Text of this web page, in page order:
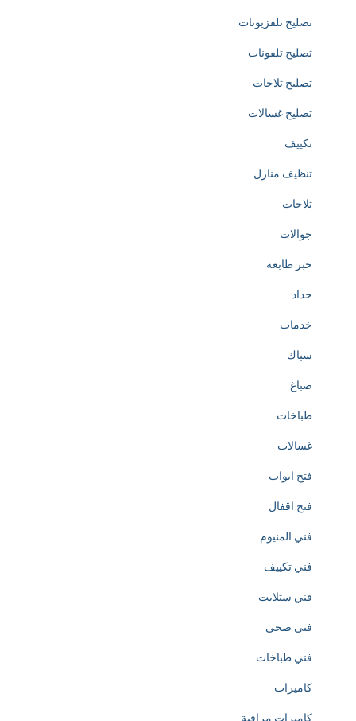
d
o
h
e
c
e
a
o
n
o
h
p
s
تصليح تلفزيونات
تصليح تلفونات
تصليح ثلاجات
تصليح غسالات
تكييف
تنظيف منازل
ثلاجات
جوالات
حبر طابعة
حداد
خدمات
سباك
صباغ
طباخات
غسالات
فتح ابواب
فتح اقفال
فني المنيوم
فني تكييف
فني ستلايت
فني صحي
فني طباخات
كاميرات
كاميرات مراقبة